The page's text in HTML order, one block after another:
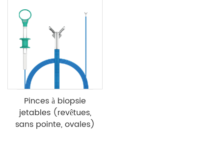
Pinces à biopsie
jetables (revêtues,
sans pointe, ovales)